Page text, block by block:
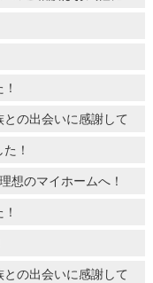
との出会いに感謝して
！
想のマイホームへ！
との出会いに感謝して